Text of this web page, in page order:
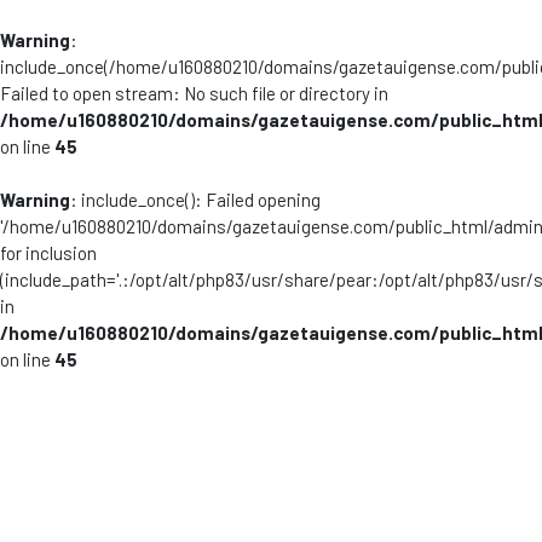
Warning:
include_once(/home/u160880210/domains/gazetauigense.com/
Failed to open stream: No such file or directory in
/home/u160880210/domains/gazetauigense.com/
on line 45
Warning: include_once(): Failed opening
'/home/u160880210/domains/gazetauigense.com/public_html/
for inclusion
(include_path='.:/opt/alt/php83/usr/share/pear:/opt/alt/php83/
in
/home/u160880210/domains/gazetauigense.com/
on line 45